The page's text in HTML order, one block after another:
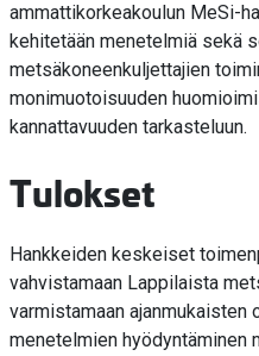
ammattikorkeakoulun MeSi-
kehitetään menetelmiä sekä
metsäkoneenkuljettajien
monimuotoisuuden
kannattavuuden tarkasteluun.
Tulokset
Hankkeiden keskeiset
vahvistamaan Lappilaista
varmistamaan ajanmukaisten
menetelmien hyödyntäminen